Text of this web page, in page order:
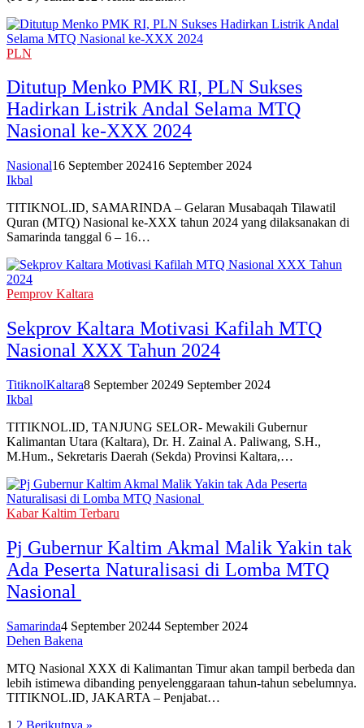
PLN
Ditutup Menko PMK RI, PLN Sukses
Hadirkan Listrik Andal Selama MTQ
Nasional ke-XXX 2024
Nasional16 September 202416 September 2024
Ikbal
TITIKNOL.ID, SAMARINDA – Gelaran Musabaqah Tilawatil
Quran (MTQ) Nasional ke-XXX tahun 2024 yang dilaksanakan di
Samarinda tanggal 6 – 16…
Pemprov Kaltara
Sekprov Kaltara Motivasi Kafilah MTQ
Nasional XXX Tahun 2024
TitiknolKaltara8 September 20249 September 2024
Ikbal
TITIKNOL.ID, TANJUNG SELOR- Mewakili Gubernur
Kalimantan Utara (Kaltara), Dr. H. Zainal A. Paliwang, S.H.,
M.Hum., Sekretaris Daerah (Sekda) Provinsi Kaltara,…
Kabar Kaltim Terbaru
Pj Gubernur Kaltim Akmal Malik Yakin tak
Ada Peserta Naturalisasi di Lomba MTQ
Nasional
Samarinda4 September 20244 September 2024
Dehen Bakena
MTQ Nasional XXX di Kalimantan Timur akan tampil berbeda dan
lebih istimewa dibanding penyelenggaraan tahun-tahun sebelumnya.
TITIKNOL.ID, JAKARTA – Penjabat…
1 2 Berikutnya »